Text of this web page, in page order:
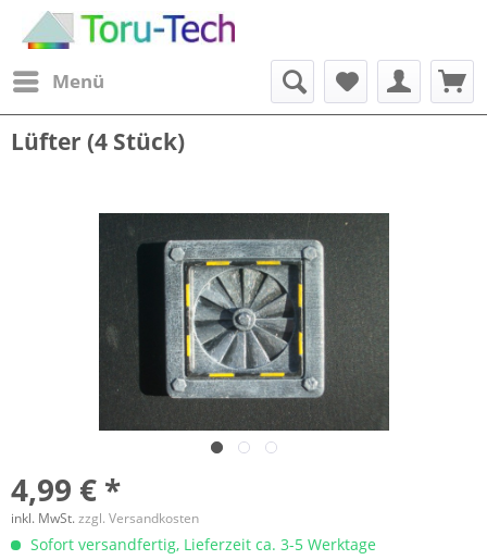
Menü
Lüfter (4 Stück)
4,99 € *
inkl. MwSt.zzgl. Versandkosten
Sofort versandfertig, Lieferzeit ca. 3-5 Werktage